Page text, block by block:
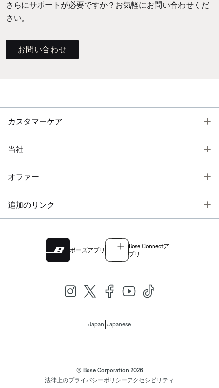
さらにサポートが必要ですか？お気軽にお問い合わせくだ
さい。
お問い合わせ
カスタマーケア
当社
オファー
追加のリンク
ボーズアプリ
Bose Connectア
プリ
Japan Japanese
© Bose Corporation 2026
法律上のプライバシーポリシーアクセシビリティ